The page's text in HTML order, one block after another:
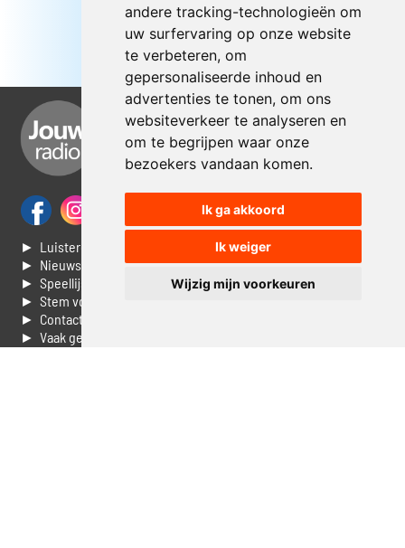
andere tracking-technologieën om
uw surfervaring op onze website
te verbeteren, om
gepersonaliseerde inhoud en
advertenties te tonen, om ons
websiteverkeer te analyseren en
om te begrijpen waar onze
bezoekers vandaan komen.
Ik ga akkoord
Ik weiger
Wijzig mijn voorkeuren
► Luisteren naar Jouwradio
► Nieuws
► Speellijst
► Stem voor de Dag top 3
► Contacteer ons
► Vaak gestelde vragen